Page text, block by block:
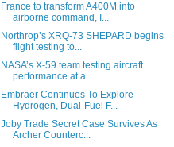
France to transform A400M into
airborne command, I...
Northrop’s XRQ-73 SHEPARD begins
flight testing to...
NASA’s X-59 team testing aircraft
performance at a...
Embraer Continues To Explore
Hydrogen, Dual-Fuel F...
Joby Trade Secret Case Survives As
Archer Counterc...